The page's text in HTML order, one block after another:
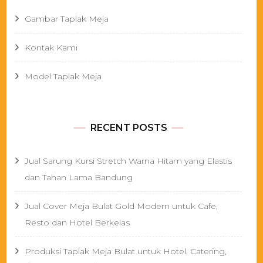
Gambar Taplak Meja
Kontak Kami
Model Taplak Meja
RECENT POSTS
Jual Sarung Kursi Stretch Warna Hitam yang Elastis
dan Tahan Lama Bandung
Jual Cover Meja Bulat Gold Modern untuk Cafe,
Resto dan Hotel Berkelas
Produksi Taplak Meja Bulat untuk Hotel, Catering,